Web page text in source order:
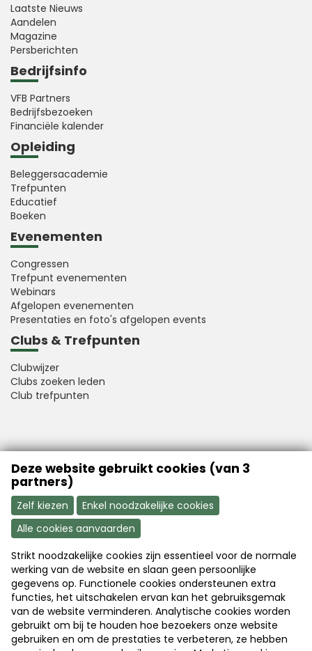
Laatste Nieuws
Aandelen
Magazine
Persberichten
Bedrijfsinfo
VFB Partners
Bedrijfsbezoeken
Financiële kalender
Opleiding
Beleggersacademie
Trefpunten
Educatief
Boeken
Evenementen
Congressen
Trefpunt evenementen
Webinars
Afgelopen evenementen
Presentaties en foto's afgelopen events
Clubs & Trefpunten
Clubwijzer
Clubs zoeken leden
Club trefpunten
VFB is a member of Better Finance
Aanmelden Word nu lid
Disclaimer|Copyright|Privacy
Deze website gebruikt cookies (van 3
partners)
Zelf kiezen
Enkel noodzakelijke cookies
Alle cookies aanvaarden
Strikt noodzakelijke cookies zijn essentieel voor de normale
werking van de website en slaan geen persoonlijke
gegevens op. Functionele cookies ondersteunen extra
functies, het uitschakelen ervan kan het gebruiksgemak
van de website verminderen. Analytische cookies worden
gebruikt om bij te houden hoe bezoekers onze website
gebruiken en om de prestaties te verbeteren, ze hebben